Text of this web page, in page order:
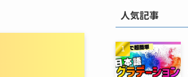
人気記事